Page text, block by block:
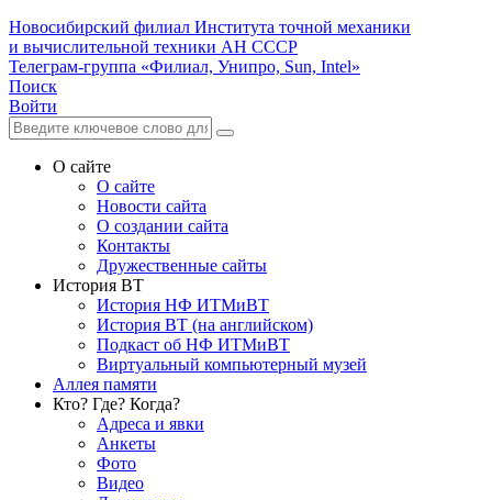
Новосибирский филиал Института точной механики
и вычислительной техники АН СССР
Телеграм-группа «Филиал, Унипро, Sun, Intel»
Поиск
Войти
О сайте
О сайте
Новости сайта
О создании сайта
Контакты
Дружественные сайты
История ВТ
История НФ ИТМиВТ
История ВТ (на английском)
Подкаст об НФ ИТМиВТ
Виртуальный компьютерный музей
Аллея памяти
Кто? Где? Когда?
Адреса и явки
Анкеты
Фото
Видео